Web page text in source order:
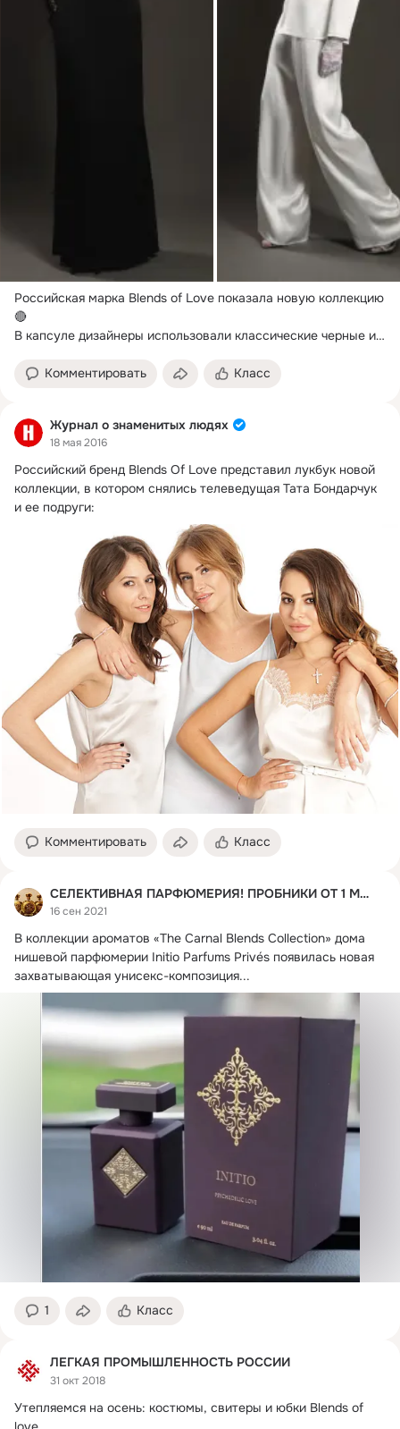
Российская марка Blends of Love показала новую коллекцию
🔴
В капсуле дизайнеры использовали классические черные и
блесток и кружева.
Комментировать Класс
Журнал о знаменитых людях
18 мая 2016
Российский бренд Blends Of Love представил лукбук новой
коллекции, в котором снялись телеведущая Тата Бондарчук
и ее подруги:
Комментировать Класс
СЕЛЕКТИВНАЯ ПАРФЮМЕРИЯ! ПРОБНИКИ ОТ 1 МЛ.
16 сен 2021
В коллекции ароматов «The Carnal Blends Collection» дома
нишевой парфюмерии Initio Parfums Privés появилась новая
захватывающая унисекс-композиция...
1 Класс
ЛЕГКАЯ ПРОМЫШЛЕННОСТЬ РОССИИ
31 окт 2018
Утепляемся на осень: костюмы, свитеры и юбки Blends of